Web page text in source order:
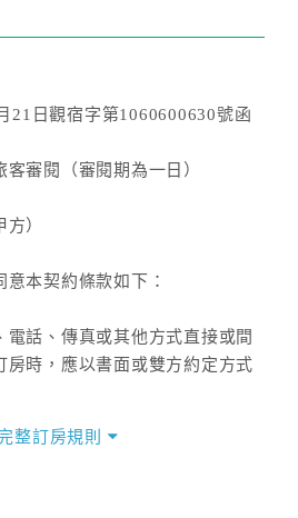
21日觀宿字第1060600630號函
審閱（審閱期為一日）
）
本契約條款如下：
話、傳真或其他方式直接或間
房時，應以書面或雙方約定方式
預定住宿之期間、所需客房房
整訂房規則